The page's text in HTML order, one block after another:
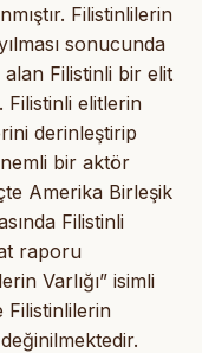
Filistinlilerin
sonucunda
Filistinli bir elit
Filistinli elitlerin
derinleştirip
bir aktör
Amerika Birleşik
Filistinli
raporu
Varlığı” isimli